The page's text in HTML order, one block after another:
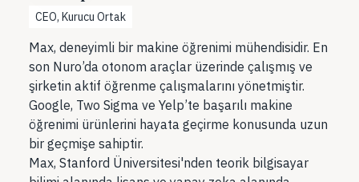
CEO, Kurucu Ortak
Max, deneyimli bir makine öğrenimi mühendisidir. En
son Nuro’da otonom araçlar üzerinde çalışmış ve
şirketin aktif öğrenme çalışmalarını yönetmiştir.
Google, Two Sigma ve Yelp’te başarılı makine
öğrenimi ürünlerini hayata geçirme konusunda uzun
bir geçmişe sahiptir.
Max, Stanford Üniversitesi'nden teorik bilgisayar